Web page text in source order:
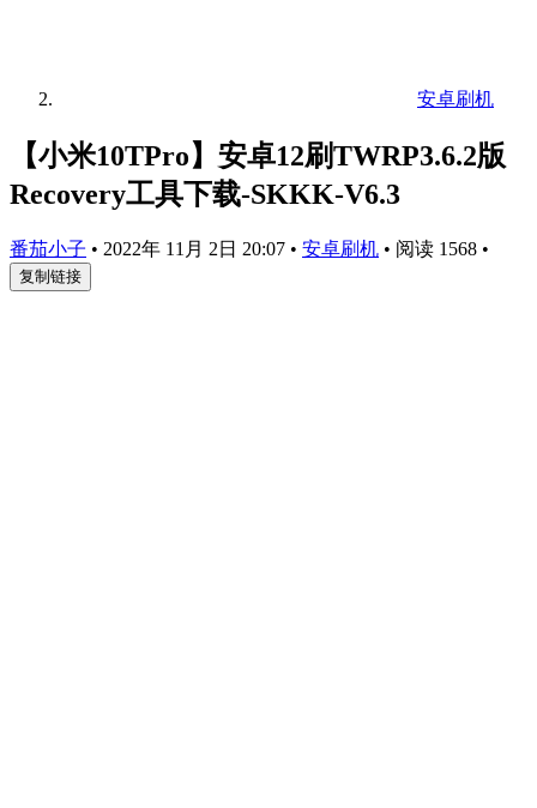
安卓刷机
【小米10TPro】安卓12刷TWRP3.6.2版
Recovery工具下载-SKKK-V6.3
番茄小子 • 2022年 11月 2日 20:07 • 安卓刷机 • 阅读 1568 •
复制链接